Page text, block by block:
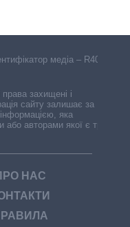
медіа – R40-
права захищені і
сайту залишає за
яка
авторами якої є треті
НАС